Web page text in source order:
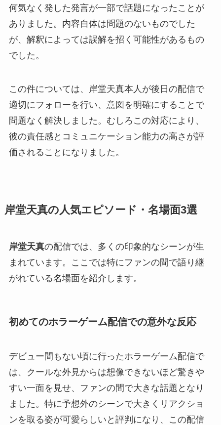
何気なく発した発言が一部で話題になったことが
ありました。内容自体は問題のないものでした
が、解釈によっては誤解を招く可能性があるもの
でした。
この件については、岸堂天真本人が後日の配信で
適切にフォローを行い、意図を明確にすることで
問題なく解決しました。むしろこの対応により、
彼の責任感とコミュニケーション能力の高さが評
価されることになりました。
岸堂天真の人気エピソード・名場面3選
岸堂天真の配信では、多くの印象的なシーンが生
まれています。ここでは特にファンの間で語り継
がれている名場面を紹介します。
初めてのホラーゲーム配信での意外な反応
デビュー間もない頃に行ったホラーゲーム配信で
は、クールな外見からは想像できないほど驚きや
すい一面を見せ、ファンの間で大きな話題となり
ました。特に予想外のシーンで大きくリアクショ
ンを取る姿が可愛らしいと評判になり、この配信